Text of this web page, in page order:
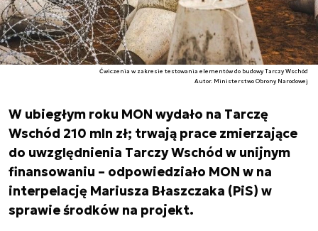
Ćwiczenia w zakresie testowania elementów do budowy Tarczy Wschód
Autor. Ministerstwo Obrony Narodowej
W ubiegłym roku MON wydało na Tarczę
Wschód 210 mln zł; trwają prace zmierzające
do uwzględnienia Tarczy Wschód w unijnym
finansowaniu – odpowiedziało MON w na
interpelację Mariusza Błaszczaka (PiS) w
sprawie środków na projekt.